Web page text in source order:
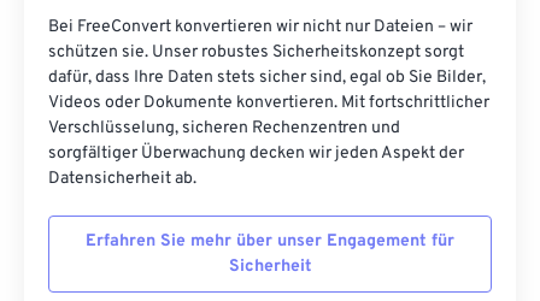
Bei FreeConvert konvertieren wir nicht nur Dateien – wir
schützen sie. Unser robustes Sicherheitskonzept sorgt
dafür, dass Ihre Daten stets sicher sind, egal ob Sie Bilder,
Videos oder Dokumente konvertieren. Mit fortschrittlicher
Verschlüsselung, sicheren Rechenzentren und
sorgfältiger Überwachung decken wir jeden Aspekt der
Datensicherheit ab.
Erfahren Sie mehr über unser Engagement für
Sicherheit